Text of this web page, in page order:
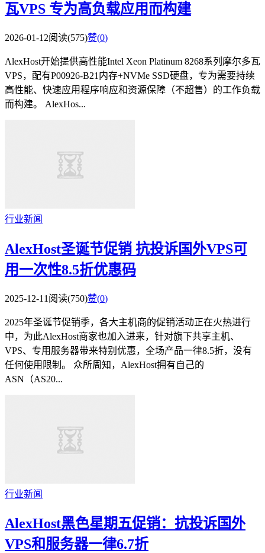
瓦VPS 专为高负载应用而构建
2026-01-12阅读(575)赞(0)
AlexHost开始提供高性能Intel Xeon Platinum 8268系列摩尔多瓦
VPS，配有P00926-B21内存+NVMe SSD硬盘，专为需要持续
高性能、快速应用程序响应和资源保障（不超售）的工作负载
而构建。 AlexHos...
行业新闻
AlexHost圣诞节促销 抗投诉国外VPS可
用一次性8.5折优惠码
2025-12-11 阅读(750)赞(0)
2025年圣诞节促销季，各大主机商的促销活动正在火热进行
中，为此AlexHost商家也加入进来，针对旗下共享主机、
VPS、专用服务器带来特别优惠，全场产品一律8.5折，没有
任何使用限制。 众所周知，AlexHost拥有自己的
ASN（AS20...
行业新闻
AlexHost黑色星期五促销：抗投诉国外
VPS和服务器一律6.7折